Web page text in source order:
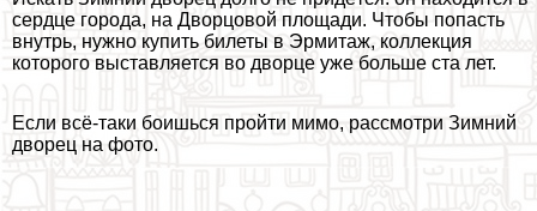
сердце города, на Дворцовой площади. Чтобы попасть
внутрь, нужно купить билеты в Эрмитаж, коллекция
которого выставляется во дворце уже больше ста лет.
Если всё-таки боишься пройти мимо, рассмотри Зимний
дворец на фото.